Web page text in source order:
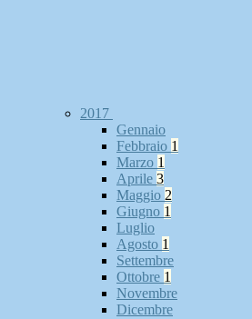
2017
Gennaio
Febbraio 1
Marzo 1
Aprile 3
Maggio 2
Giugno 1
Luglio
Agosto 1
Settembre
Ottobre 1
Novembre
Dicembre